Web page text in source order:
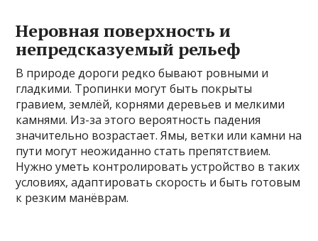
Неровная поверхность и
непредсказуемый рельеф
В природе дороги редко бывают ровными и
гладкими. Тропинки могут быть покрыты
гравием, землёй, корнями деревьев и мелкими
камнями. Из-за этого вероятность падения
значительно возрастает. Ямы, ветки или камни на
пути могут неожиданно стать препятствием.
Нужно уметь контролировать устройство в таких
условиях, адаптировать скорость и быть готовым
к резким манёврам.